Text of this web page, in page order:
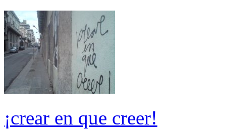
¡crear en que creer!